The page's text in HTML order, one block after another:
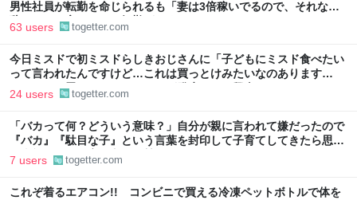
男性社員が転勤を命じられるも「妻は3倍稼いでるので、それなら
辞める」と言ったら、転勤がなくなった
63 users togetter.com
今日ミスドで初ミスドらしきおじさんに「子どもにミスド食べたい
って言われたんですけど…これは買っとけみたいなのあります
か…？」と尋ねられるイベントが発生して、興奮した
24 users togetter.com
「バカって何？どういう意味？」自分が親に言われて嫌だったので
『バカ』『駄目な子』という言葉を封印して子育てしてきたら思わ
ぬ事態に←この育児方針に賛否集まる
7 users togetter.com
これぞ着るエアコン!! コンビニで買える冷凍ペットボトルで体を